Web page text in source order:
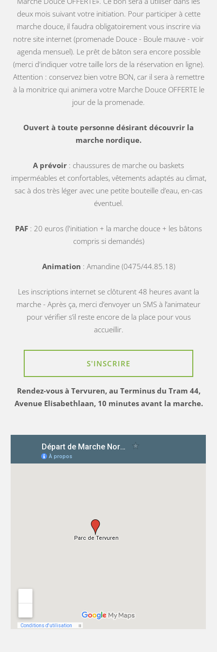
deux mois suivant votre initiation. Pour participer à cette
marche douce, il faudra obligatoirement vous inscrire via
notre site internet (promenade Douce - Boule mauve - voir
agenda mensuel). Le prêt de bâton sera encore possible
(merci d'indiquer votre taille lors de la réservation en ligne).
Attention : conservez bien votre BON, car il sera à remettre
à la monitrice qui animera votre Marche Douce OFFERTE le
jour de la promenade.
Ouvert à toute personne désirant découvrir la
marche nordique.
A prévoir : chaussures de marche ou baskets
imperméables et confortables, vêtements adaptés au climat,
sac à dos très léger avec une petite bouteille d’eau, en-cas
éventuel.
PAF : 20 euros (l'initiation + la marche douce + les bâtons
compris si demandés)
Animation : Amandine (0475/44.85.18)
Les inscriptions internet se clôturent 48 heures avant la
marche - Après ça, merci d’envoyer un SMS à l’animateur
pour vérifier s’il reste encore de la place pour vous
accueillir.
S'INSCRIRE
Rendez-vous à Tervuren, au Terminus du Tram 44,
Avenue Elisabethlaan, 10 minutes avant la marche.